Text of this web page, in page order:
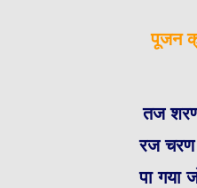
पूजन
तज
रज
पा गया